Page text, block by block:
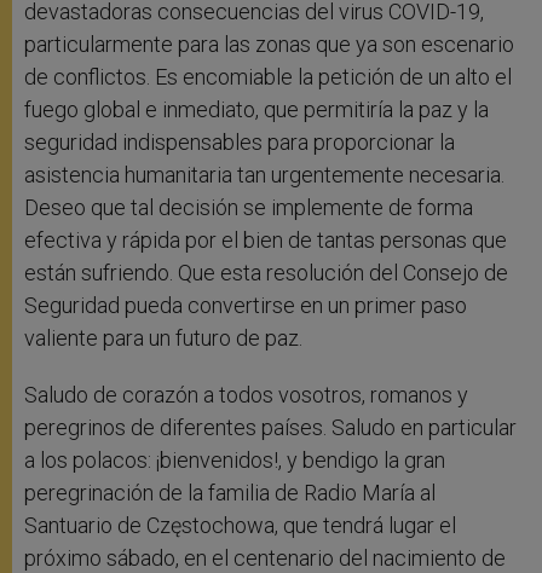
devastadoras consecuencias del virus COVID-19,
particularmente para las zonas que ya son escenario
de conflictos. Es encomiable la petición de un alto el
fuego global e inmediato, que permitiría la paz y la
seguridad indispensables para proporcionar la
asistencia humanitaria tan urgentemente necesaria.
Deseo que tal decisión se implemente de forma
efectiva y rápida por el bien de tantas personas que
están sufriendo. Que esta resolución del Consejo de
Seguridad pueda convertirse en un primer paso
valiente para un futuro de paz.
Saludo de corazón a todos vosotros, romanos y
peregrinos de diferentes países. Saludo en particular
a los polacos: ¡bienvenidos!, y bendigo la gran
peregrinación de la familia de Radio María al
Santuario de Częstochowa, que tendrá lugar el
próximo sábado, en el centenario del nacimiento de